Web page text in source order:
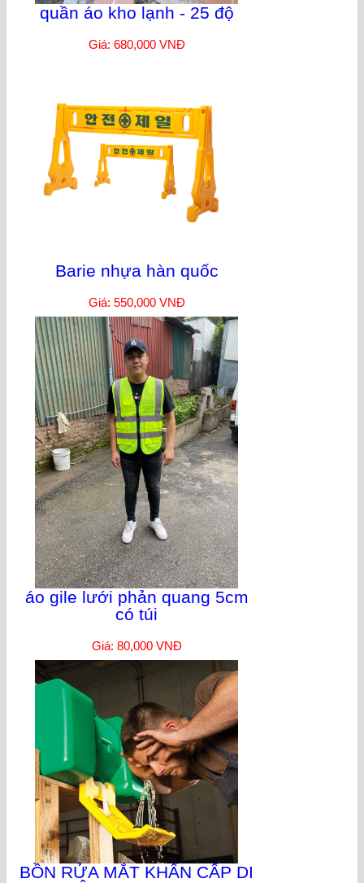
quần áo kho lạnh - 25 độ
Giá: 680,000 VNĐ
Barie nhựa hàn quốc
Giá: 550,000 VNĐ
áo gile lưới phản quang 5cm
có túi
Giá: 80,000 VNĐ
BỒN RỬA MẮT KHẨN CẤP DI